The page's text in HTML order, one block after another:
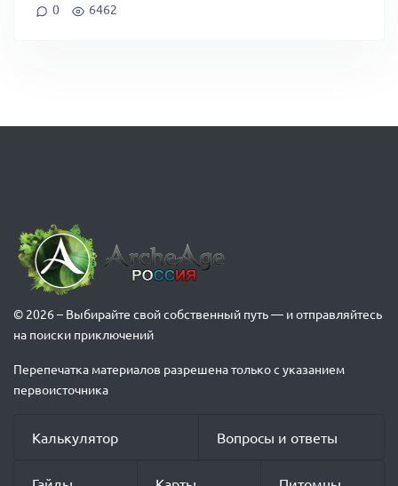
0 6462
© 2026 – Выбирайте свой собственный путь — и отправляйтесь
на поиски приключений
Перепечатка материалов разрешена только с указанием
первоисточника
Калькулятор Вопросы и ответы